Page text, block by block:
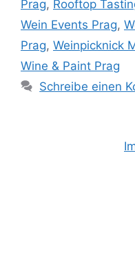
Prag, Rooftop
Wein Events Prag,
Prag, Weinpicknick
Wine & Paint Prag
Schreibe einen